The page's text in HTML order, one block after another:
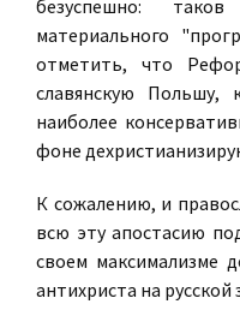
безуспешно:
материального
отметить, что
славянскую Польшу,
наиболее
фоне
К сожалению, и
всю эту апостасию
своем максимализме
антихриста на